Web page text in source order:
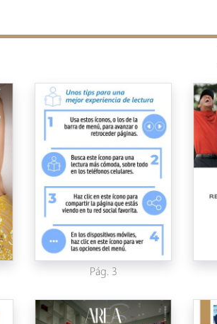
Pág. 3